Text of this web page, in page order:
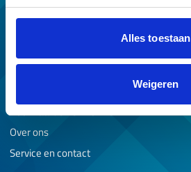
Alles toestaan
Weigeren
Hypotheek met NHG
Professionals
Voorwaarden en normen
Over ons
Service en contact